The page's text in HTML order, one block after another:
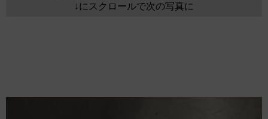
↓にスクロールで次の写真に